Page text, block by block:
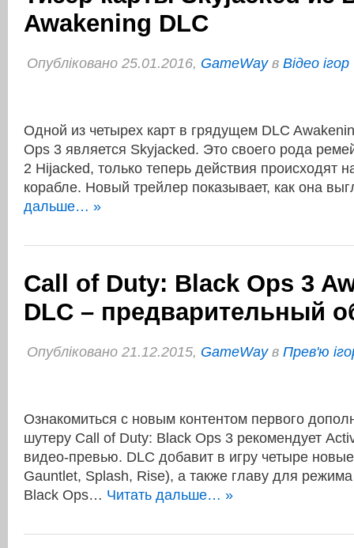
Awakening DLC
Опубліковано 25.01.2016, GameWayв Відео ігор
Одной из четырех карт в грядущем DLC
Ops 3 является Skyjacked. Это своего рода
2 Hijacked, только теперь действия происходят
корабле. Новый трейлер показывает, как она
дальше… »
Call of Duty: Black Ops 3
DLC – предварительный
Опубліковано 21.12.2015, GameWayв Прев'ю
Ознакомиться с новым контентом первого
шутеру Call of Duty: Black Ops 3 рекомендует
видео-превью. DLC добавит в игру четыре
Gauntlet, Splash, Rise), а также главу для
Black Ops… Читать дальше… »